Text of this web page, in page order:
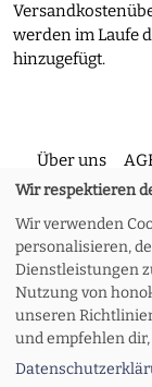
werden im Laufe
hinzugefügt.
Über uns
Kontakt
Wir respektieren
Wir verwenden
personalisieren,
Dienstleistungen
Nutzung von
unseren
und empfehlen dir,